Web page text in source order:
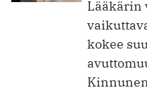
Lääkärin
kokee